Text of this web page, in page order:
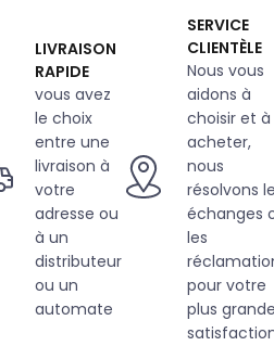
LIVRAISON
RAPIDE
vous avez
le choix
entre une
livraison à
votre
adresse ou
à un
distributeur
ou un
automate
SERVICE
CLIENTÈLE
Nous vous
aidons à
choisir et à
acheter,
nous
résolvons
échanges
les
pour votre
plus